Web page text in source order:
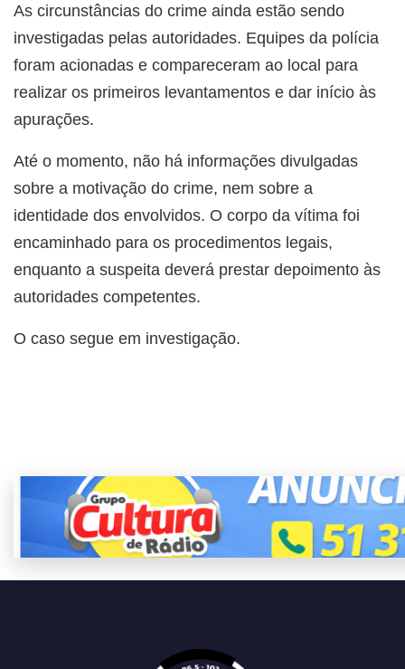
As circunstâncias do crime ainda estão sendo
investigadas pelas autoridades. Equipes da polícia
foram acionadas e compareceram ao local para
realizar os primeiros levantamentos e dar início às
apurações.
Até o momento, não há informações divulgadas
sobre a motivação do crime, nem sobre a
identidade dos envolvidos. O corpo da vítima foi
encaminhado para os procedimentos legais,
enquanto a suspeita deverá prestar depoimento às
autoridades competentes.
O caso segue em investigação.